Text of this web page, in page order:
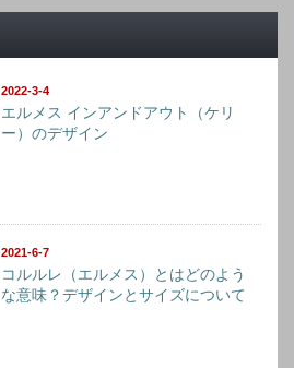
2022-3-4
エルメス インアンドアウト（ケリ
ー）のデザイン
2021-6-7
コルルレ（エルメス）とはどのよう
な意味？デザインとサイズについて